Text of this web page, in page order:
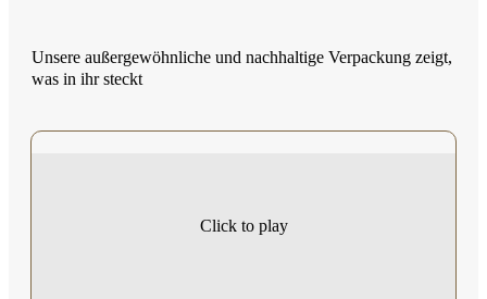
Unsere außergewöhnliche und nachhaltige Verpackung zeigt,
was in ihr steckt
Click to play